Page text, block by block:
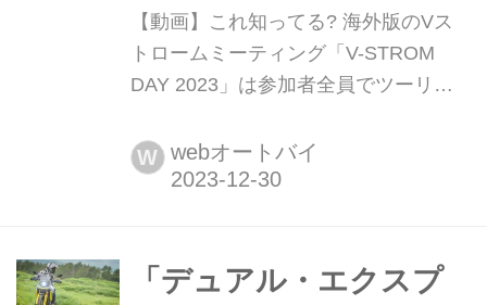
【動画】これ知ってる? 海外版のVス
トロームミーティング「V-STROM
DAY 2023」は参加者全員でツーリン
ース】 スズキの海外版Youtubeチャン
ネル『Suzuki Moto Italia』に、海外で
ご存知ですか?
W webオートバイ
「デュアル・エクスプ